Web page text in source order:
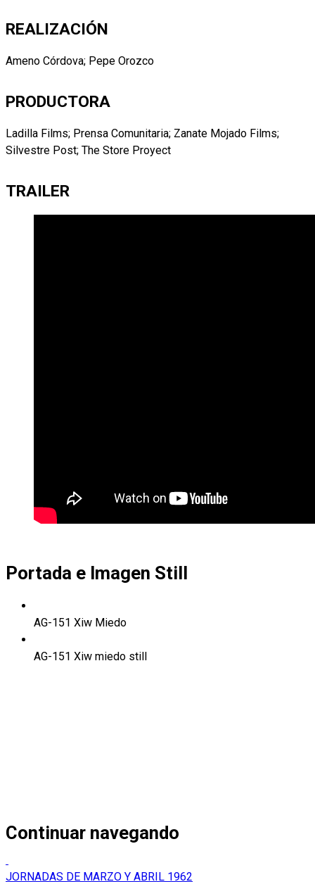
REALIZACIÓN
Ameno Córdova; Pepe Orozco
PRODUCTORA
Ladilla Films; Prensa Comunitaria; Zanate Mojado Films;
Silvestre Post; The Store Proyect
TRAILER
Portada e Imagen Still
AG-151 Xiw Miedo
AG-151 Xiw miedo still
Continuar navegando
JORNADAS DE MARZO Y ABRIL 1962